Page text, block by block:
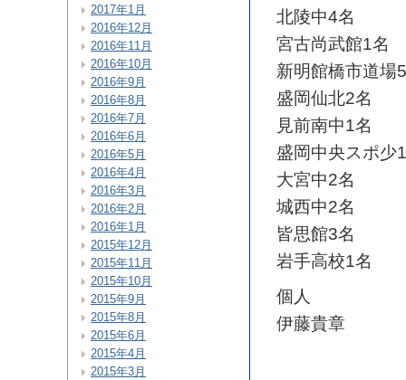
北陵中4名
宮古尚武館1名
新明館橋市道場
盛岡仙北2名
見前南中1名
盛岡中央スポ少
大宮中2名
城西中2名
皆思館3名
岩手高校1名
個人
伊藤貴章
2017年1月
2016年12月
2016年11月
2016年10月
2016年9月
2016年8月
2016年7月
2016年6月
2016年5月
2016年4月
2016年3月
2016年2月
2016年1月
2015年12月
2015年11月
2015年10月
2015年9月
2015年8月
2015年6月
2015年4月
2015年3月